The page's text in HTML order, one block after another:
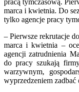
marca i kwietnia. Do
tylko agencje pracy
– Pierwsze rekrutacje
marca i kwietnia –
agencji zatrudnienia
do pracy szukają
warzywnym,
wyprzedzeniem zadbać